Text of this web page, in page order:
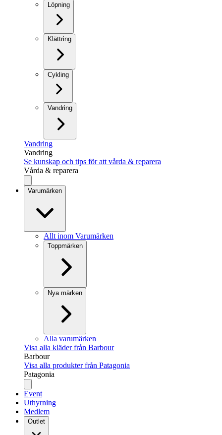
Löpning
Klättring
Cykling
Vandring
Vandring
Vandring
Se kunskap och tips för att vårda & reparera
Vårda & reparera
Varumärken
Allt inom Varumärken
Toppmärken
Nya märken
Alla varumärken
Visa alla kläder från Barbour
Barbour
Visa alla produkter från Patagonia
Patagonia
Event
Uthyrning
Medlem
Outlet